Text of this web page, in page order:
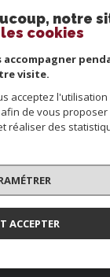
réservés | Traduction
notre
cookies
accompagner
visite.
acceptez l'utilisation
de vous proposer
réaliser des
ACCEPTER